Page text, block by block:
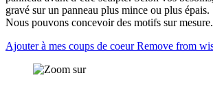
gravé sur un panneau plus mince ou plus épais.
Nous pouvons concevoir des motifs sur mesure.
Ajouterà mes coups de coeur Remove from